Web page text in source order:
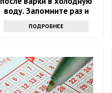
воду. Запомните раз и
ПОДРОБНЕЕ